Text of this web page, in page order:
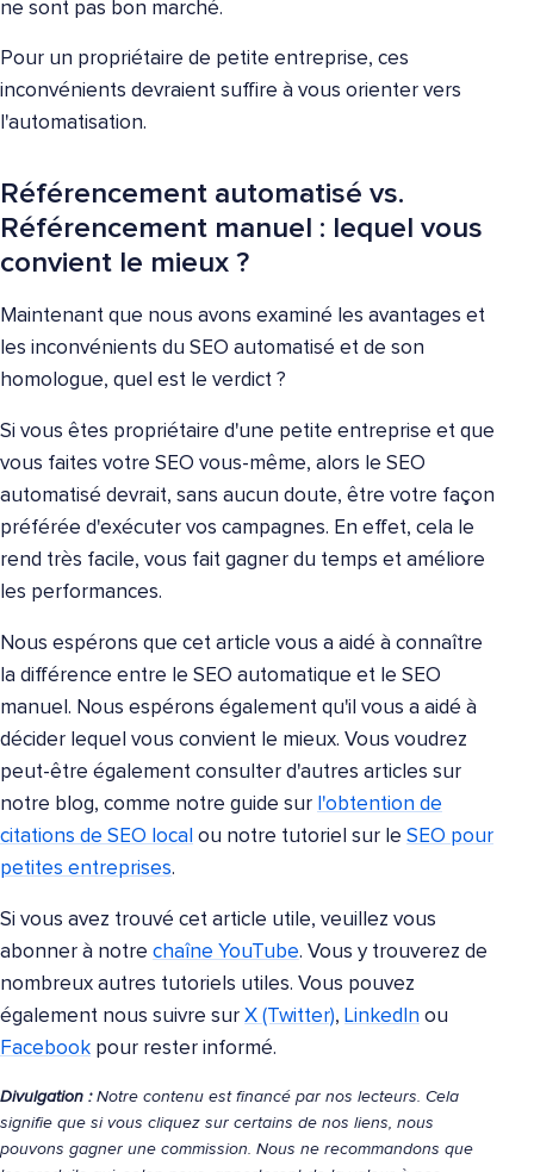
ne sont pas bon marché.
Pour un propriétaire de petite entreprise, ces
inconvénients devraient suffire à vous orienter vers
l'automatisation.
Référencement automatisé vs.
Référencement manuel : lequel vous
convient le mieux ?
Maintenant que nous avons examiné les avantages et
les inconvénients du SEO automatisé et de son
homologue, quel est le verdict ?
Si vous êtes propriétaire d'une petite entreprise et que
vous faites votre SEO vous-même, alors le SEO
automatisé devrait, sans aucun doute, être votre façon
préférée d'exécuter vos campagnes. En effet, cela le
rend très facile, vous fait gagner du temps et améliore
les performances.
Nous espérons que cet article vous a aidé à connaître
la différence entre le SEO automatique et le SEO
manuel. Nous espérons également qu'il vous a aidé à
décider lequel vous convient le mieux. Vous voudrez
peut-être également consulter d'autres articles sur
notre blog, comme notre guide sur l'obtention de
citations de SEO local ou notre tutoriel sur le SEO pour
petites entreprises.
Si vous avez trouvé cet article utile, veuillez vous
abonner à notre chaîne YouTube. Vous y trouverez de
nombreux autres tutoriels utiles. Vous pouvez
également nous suivre sur X (Twitter), LinkedIn ou
Facebook pour rester informé.
Divulgation :Notre contenu est financé par nos lecteurs. Cela
signifie que si vous cliquez sur certains de nos liens, nous
pouvons gagner une commission. Nous ne recommandons que